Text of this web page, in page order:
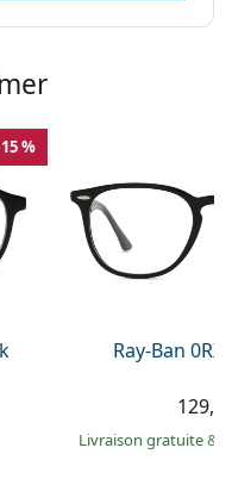
%
Ray-Ban
Livraison gratuite&